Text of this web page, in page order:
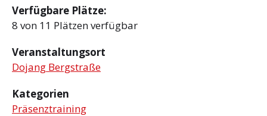
Verfügbare Plätze:
8 von 11 Plätzen verfügbar
Veranstaltungsort
Dojang Bergstraße
Kategorien
Präsenztraining